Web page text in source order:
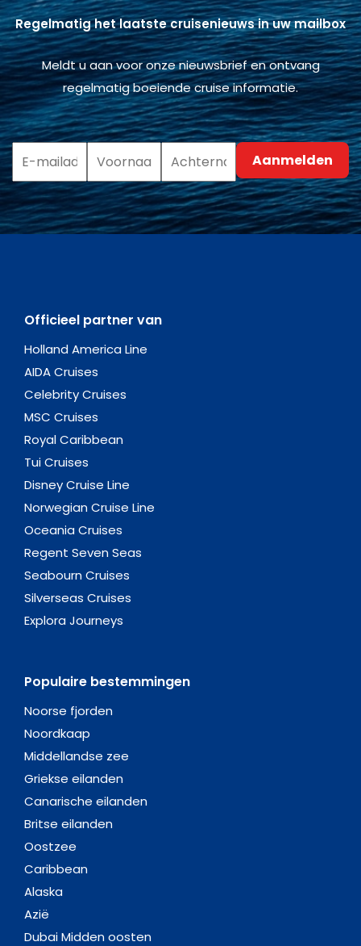
Regelmatig het laatste cruisenieuws in uw mailbox
Meldt u aan voor onze nieuwsbrief en ontvang
regelmatig boeiende cruise informatie.
Officieel partner van
Holland America Line
AIDA Cruises
Celebrity Cruises
MSC Cruises
Royal Caribbean
Tui Cruises
Disney Cruise Line
Norwegian Cruise Line
Oceania Cruises
Regent Seven Seas
Seabourn Cruises
Silverseas Cruises
Explora Journeys
Populaire bestemmingen
Noorse fjorden
Noordkaap
Middellandse zee
Griekse eilanden
Canarische eilanden
Britse eilanden
Oostzee
Caribbean
Alaska
Azië
Dubai Midden oosten